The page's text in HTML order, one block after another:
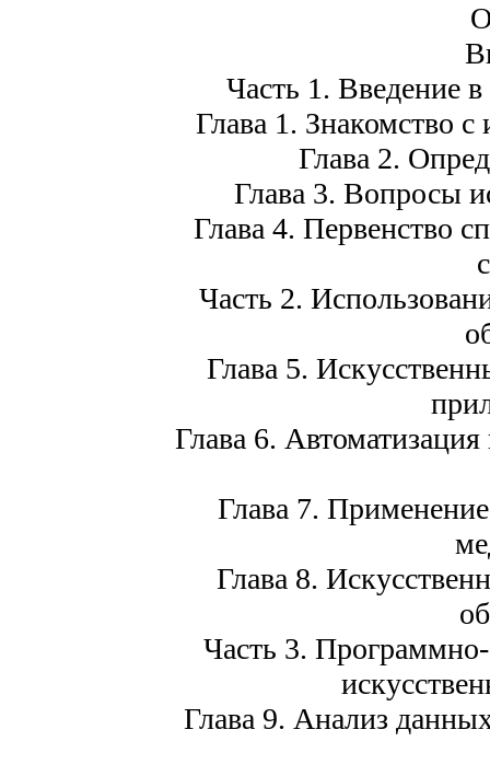
Часть 1. Введение
Глава 1. Знакомство
Глава 2.
Глава 3. Вопросы
Глава 4. Первенство
Часть 2.
Глава 5.
Глава 6.
Глава 7. Применение
Глава 8.
Часть 3.
Глава 9. Анализ